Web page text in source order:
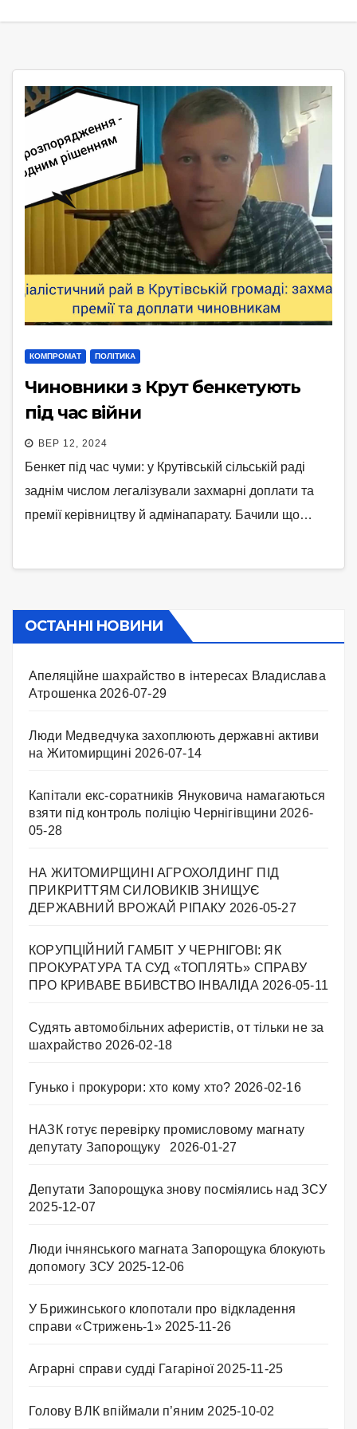
КОМПРОМАТ ПОЛІТИКА
Чиновники з Крут бенкетують
під час війни
ВЕР 12, 2024
Бенкет під час чуми: у Крутівській сільській раді
заднім числом легалізували захмарні доплати та
премії керівництву й адмінапарату. Бачили що…
ОСТАННІ НОВИНИ
Апеляційне шахрайство в інтересах Владислава
Атрошенка 2026-07-29
Люди Медведчука захоплюють державні активи
на Житомирщині 2026-07-14
Капітали екс-соратників Януковича намагаються
взяти під контроль поліцію Чернігівщини 2026-
05-28
НА ЖИТОМИРЩИНІ АГРОХОЛДИНГ ПІД
ПРИКРИТТЯМ СИЛОВИКІВ ЗНИЩУЄ
ДЕРЖАВНИЙ ВРОЖАЙ РІПАКУ ​ 2026-05-27
КОРУПЦІЙНИЙ ГАМБІТ У ЧЕРНІГОВІ: ЯК
ПРОКУРАТУРА ТА СУД «ТОПЛЯТЬ» СПРАВУ
ПРО КРИВАВЕ ВБИВСТВО ІНВАЛІДА 2026-05-11
Судять автомобільних аферистів, от тільки не за
шахрайство 2026-02-18
Гунько і прокурори: хто кому хто? 2026-02-16
НАЗК готує перевірку промисловому магнату
депутату Запорощуку
2026-01-27
Депутати Запорощука знову посміялись над ЗСУ
2025-12-07
Люди ічнянського магната Запорощука блокують
допомогу ЗСУ 2025-12-06
У Брижинського клопотали про відкладення
справи «Стрижень-1» 2025-11-26
Аграрні справи судді Гагаріної 2025-11-25
Голову ВЛК впіймали п’яним 2025-10-02